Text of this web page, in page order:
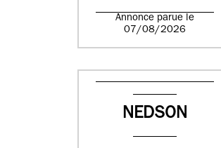
Annonce parue le
07/08/2026
NEDSON